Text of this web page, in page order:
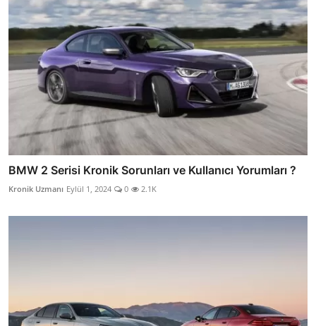
BMW 2 Serisi Kronik Sorunları ve Kullanıcı Yorumları ?
Kronik Uzmanı Eylül 1, 2024 0 2.1K